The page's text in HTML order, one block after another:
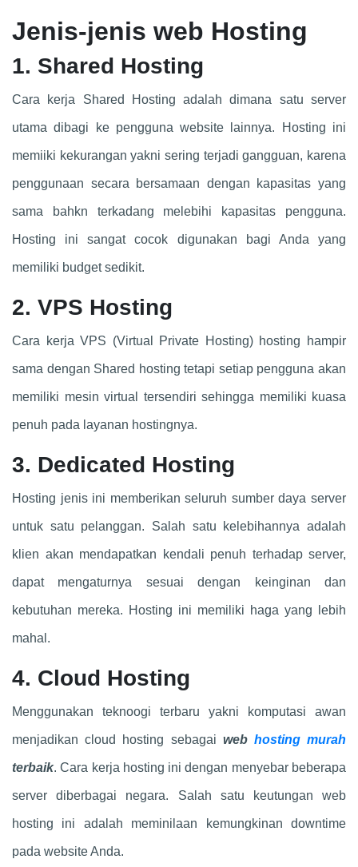
Jenis-jenis web Hosting
1. Shared Hosting
Cara kerja Shared Hosting adalah dimana satu server
utama dibagi ke pengguna website lainnya. Hosting ini
memiiki kekurangan yakni sering terjadi gangguan, karena
penggunaan secara bersamaan dengan kapasitas yang
sama bahkn terkadang melebihi kapasitas pengguna.
Hosting ini sangat cocok digunakan bagi Anda yang
memiliki budget sedikit.
2. VPS Hosting
Cara kerja VPS (Virtual Private Hosting) hosting hampir
sama dengan Shared hosting tetapi setiap pengguna akan
memiliki mesin virtual tersendiri sehingga memiliki kuasa
penuh pada layanan hostingnya.
3. Dedicated Hosting
Hosting jenis ini memberikan seluruh sumber daya server
untuk satu pelanggan. Salah satu kelebihannya adalah
klien akan mendapatkan kendali penuh terhadap server,
dapat mengaturnya sesuai dengan keinginan dan
kebutuhan mereka. Hosting ini memiliki haga yang lebih
mahal.
4. Cloud Hosting
Menggunakan teknoogi terbaru yakni komputasi awan
menjadikan cloud hosting sebagai web hosting murah
terbaik. Cara kerja hosting ini dengan menyebar beberapa
server diberbagai negara. Salah satu keutungan web
hosting ini adalah meminilaan kemungkinan downtime
pada website Anda.